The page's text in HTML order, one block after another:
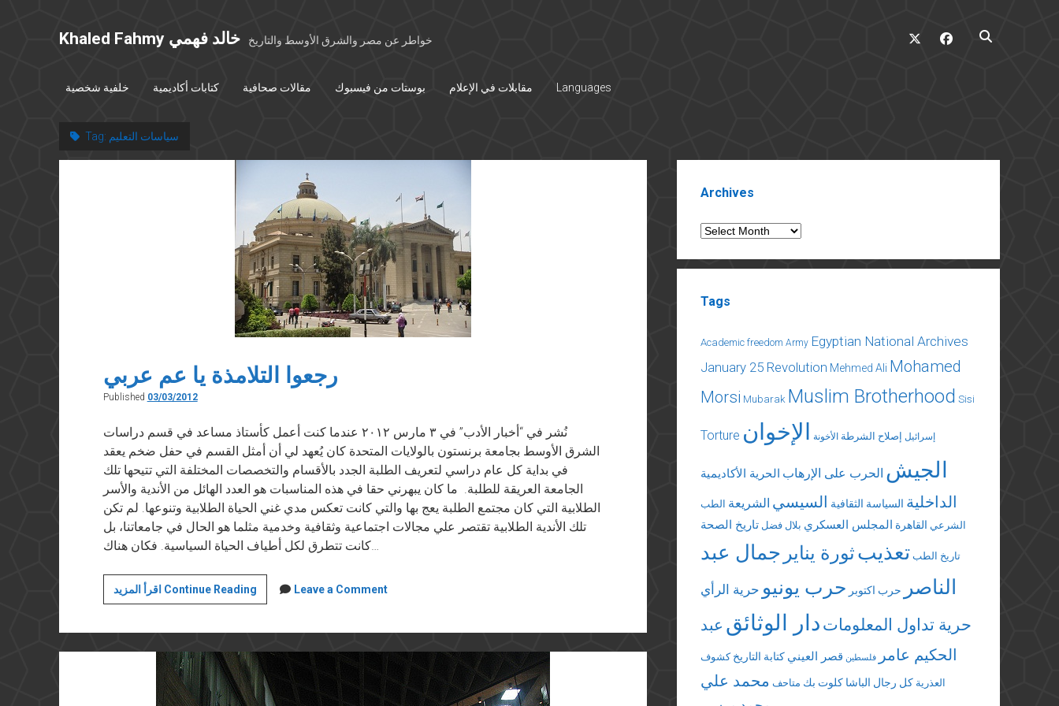
Khaled Fahmy خالد فهمي خواطر عن مصر والشرق الأوسط والتاريخ
twitter facebook
خلفية شخصية كتابات أكاديمية مقالات صحافية بوستات من فيسبوك مقابلات في الإعلام Languages
Tag: سياسات التعليم
رجعوا التلامذة يا عم عربي
Published 03/03/2012
نُشر في “أخبار الأدب” في ٣ مارس ٢٠١٢ عندما كنت أعمل كأستاذ مساعد في قسم دراسات
الشرق الأوسط بجامعة برنستون بالولايات المتحدة كان يُعهد لي أن أمثل القسم في حفل ضخم يعقد
في بداية كل عام دراسي لتعريف الطلبة الجدد بالأقسام والتخصصات المختلفة التي تتيحها تلك
الجامعة العريقة للطلبة. ما كان يبهرني حقا في هذه المناسبات هو العدد الهائل من الأندية والأسر
الطلابية التي كان مجتمع الطلبة يعج بها والتي كانت تعكس مدي غني الحياة الطلابية وتنوعها. لم تكن
تلك الأندية الطلابية تقتصر علي مجالات اجتماعية وثقافية وخدمية مثلما هو الحال في جامعاتنا، بل
كانت تتطرق لكل أطياف الحياة السياسية. فكان هناك…
اقرأ المزيد Continue Readingرجعوا
التلامذة
عربي
Leave a Comment
Archives
Archives
Tags
Academic freedom Army Egyptian National Archives
January 25 Revolution Mehmed Ali Mohamed
Morsi Mubarak Muslim Brotherhood Sisi
Torture إسرائيل إصلاح الشرطة الأخونة الإخوان
الجيش الحرب على الإرهاب الحرية الأكاديمية
الداخلية السياسة الثقافية السيسي الشريعة الطب
الشرعي القاهرة المجلس العسكري بلال فضل تاريخ الصحة
تاريخ الطب تعذيبثورة يناير جمال عبد
الناصر
حرب اكتوبر حرب يونيو حرية الرأي
حرية تداول المعلومات دار الوثائق عبد
الحكيم عامر
فلسطين قصر العيني كتابة التاريخ كشوف
العذرية كل رجال الباشا كلوت بك متاحف محمد علي